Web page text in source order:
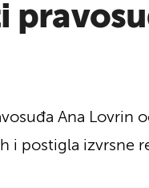
Ana Lovrin
i postigla izvrsne